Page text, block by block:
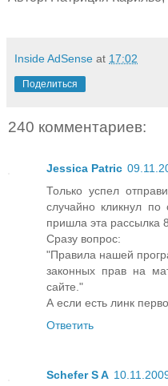
Inside AdSense at 17:02
Поделиться
240 комментариев:
Jessica Patric
Только успел
случайно кликнул
пришла эта рассылка
Сразу вопрос:
"Правила нашей
законных прав на
сайте."
А если есть линк
Ответить
Schefer S A